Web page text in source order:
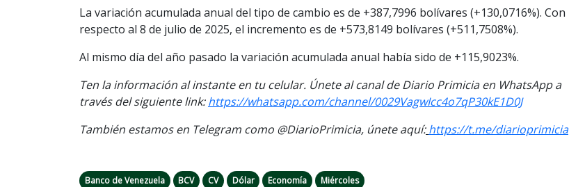
La variación acumulada anual del tipo de cambio es de +387,7996 bolívares (+130,0716%). Con
respecto al 8 de julio de 2025, el incremento es de +573,8149 bolívares (+511,7508%).
Al mismo día del año pasado la variación acumulada anual había sido de +115,9023%.
Ten la información al instante en tu celular. Únete alcanalde Diario Primicia en WhatsApp a
través del siguiente link:https://whatsapp.com/channel/0029VagwIcc4o7qP30kE1D0J
También estamos en Telegram como @DiarioPrimicia, únete aquí: https://t.me/diarioprimicia
Banco de Venezuela BCV CV Dólar Economía Miércoles